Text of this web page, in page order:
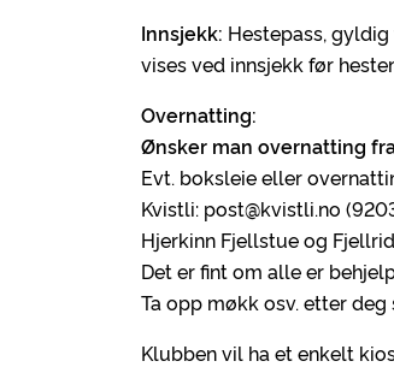
Innsjekk: Hestepass,
vises ved innsjekk før
Overnatting:
Ønsker man overnatting
Evt. boksleie eller
Kvistli: post@kvistli.no
Hjerkinn Fjellstue og
Det er fint om alle er
Ta opp møkk osv. etter deg
Klubben vil ha et enkelt